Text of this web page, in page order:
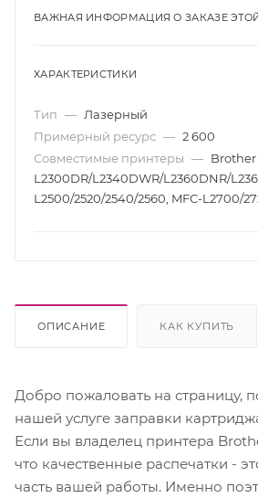
ВАЖНАЯ ИНФОРМАЦИЯ О ЗАКАЗЕ
ХАРАКТЕРИСТИКИ
Тип — Лазерный
Примерный ресурс — 2 600
Совместимые принтеры —
L2300DR/L2340DWR/L2360DNR/
L2500/2520/2540/2560, MFC-L2700/
ОПИСАНИЕ КАК КУПИТЬ
Добро пожаловать на страницу,
нашей услуге заправки
Если вы владелец принтера
что качественные распечатки -
часть вашей работы. Именно